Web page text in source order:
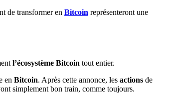
de transformer en Bitcoin représenteront une
l’écosystème Bitcoin tout entier.
en Bitcoin. Après cette annonce, les actions de
simplement bon train, comme toujours.